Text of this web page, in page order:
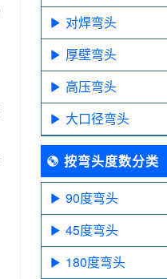
对焊弯头
厚壁弯头
高压弯头
大口径弯头
按弯头度数分类
90度弯头
45度弯头
180度弯头